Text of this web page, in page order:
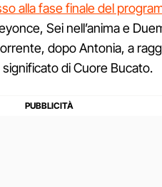
alla fase finale del
Sei nell’anima e
dopo Antonia, a
di Cuore Bucato.